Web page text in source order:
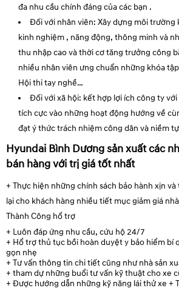
đa nhu cầu chính đáng củacác bạn .
Đối với nhân viên: Xây dựng môi trường
kinh nghiệm , năng động, thông minh và
thu nhập cao vàthời cơtăng trưởng công
nhiều nhân viên ưng chuẩn những khóa
Hội thi tay nghề…
Đối với xã hội: kết hợp lợi ích công tyvới
tích cực vào những hoạt động hướng về
đạtý thứctrách nhiệm công dân và niềm
Hyundai Bình Dươngsản xuất các
bán hàng vớitrị giátốt nhất
+ Thực hiện những chính sách bảo hành xịn và
lạicho khách hàng nhiều tiết mụcgiảm giá
Thành Công hổ trợ
+ Luôn đáp ứng nhu cầu, cứu hộ 24/7
+ Hổ trợ thủ tục bồi hoàn duyệt y bảo hiểm bí
gọn nhẹ
+ Tư vấn thông tin chi tiết cũng như nhà sản
+ tham dự những buổi tư vấn kỹ thuật cho xe
+ Được hướng dẫn những kỹ năng lái thử xe +